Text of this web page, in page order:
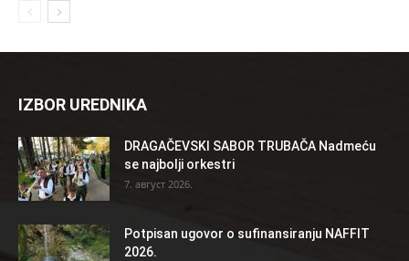
IZBOR UREDNIKA
DRAGAČEVSKI SABOR TRUBAČA Nadmeću
se najbolji orkestri
7. август 2026.
Potpisan ugovor o sufinansiranju NAFFIT
2026.